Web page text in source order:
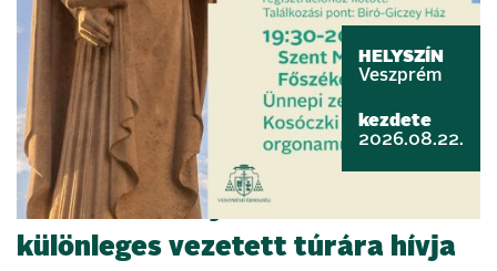
HELYSZÍN
Veszprém
kezdete
2026.08.22.
Szent István nyomában –
különleges vezetett túrára hívja